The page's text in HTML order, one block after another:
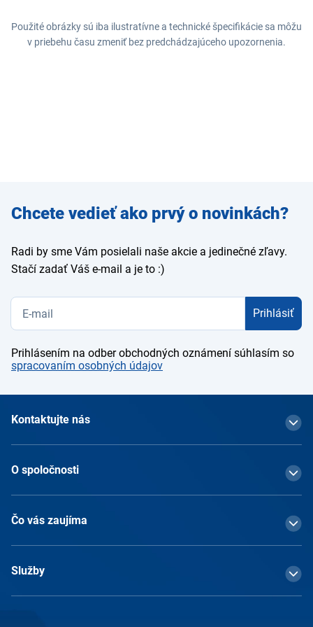
Použité obrázky sú iba ilustratívne a technické špecifikácie sa môžu
v priebehu času zmeniť bez predchádzajúceho upozornenia.
Zadajte
e-mail
Chcete vedieť ako prvý o novinkách?
Radi by sme Vám posielali naše akcie a jedinečné zľavy.
Stačí zadať Váš e-mail a je to :)
Prihlásiť
Prihlásením na odber obchodných oznámení súhlasím so
spracovaním osobných údajov
Kontaktujte nás
O spoločnosti
Čo vás zaujíma
Služby